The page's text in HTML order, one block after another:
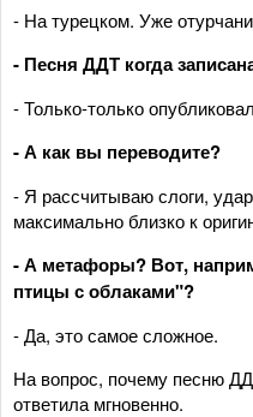
- На турецком. Уже
- Песня ДДТ когда
- Только-только
- А как вы переводите?
- Я рассчитываю слоги,
максимально близко к
- А метафоры? Вот,
птицы с облаками"?
- Да, это самое сложное.
На вопрос, почему песню
ответила мгновенно.